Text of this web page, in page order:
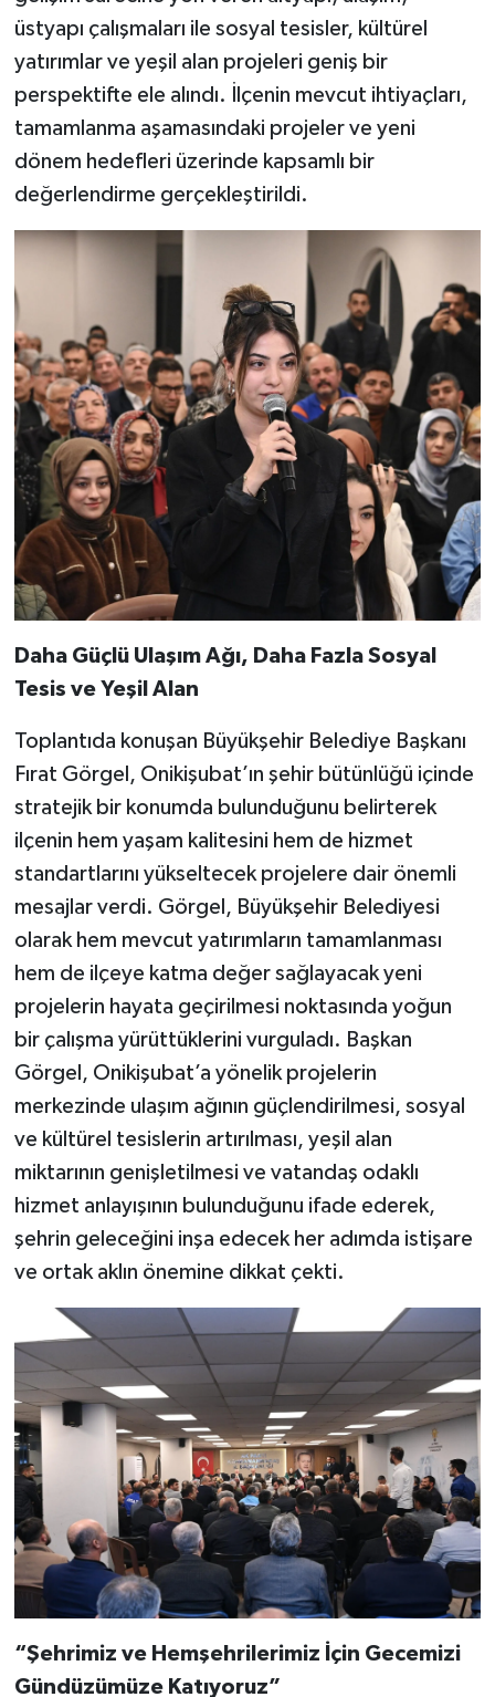
üstyapı çalışmaları ile sosyal tesisler, kültürel
yatırımlar ve yeşil alan projeleri geniş bir
perspektifte ele alındı. İlçenin mevcut ihtiyaçları,
tamamlanma aşamasındaki projeler ve yeni
dönem hedefleri üzerinde kapsamlı bir
değerlendirme gerçekleştirildi.
Daha Güçlü Ulaşım Ağı, Daha Fazla Sosyal
Tesis ve Yeşil Alan
Toplantıda konuşan Büyükşehir Belediye Başkanı
Fırat Görgel, Onikişubat’ın şehir bütünlüğü içinde
stratejik bir konumda bulunduğunu belirterek
ilçenin hem yaşam kalitesini hem de hizmet
standartlarını yükseltecek projelere dair önemli
mesajlar verdi. Görgel, Büyükşehir Belediyesi
olarak hem mevcut yatırımların tamamlanması
hem de ilçeye katma değer sağlayacak yeni
projelerin hayata geçirilmesi noktasında yoğun
bir çalışma yürüttüklerini vurguladı. Başkan
Görgel, Onikişubat’a yönelik projelerin
merkezinde ulaşım ağının güçlendirilmesi, sosyal
ve kültürel tesislerin artırılması, yeşil alan
miktarının genişletilmesi ve vatandaş odaklı
hizmet anlayışının bulunduğunu ifade ederek,
şehrin geleceğini inşa edecek her adımda istişare
ve ortak aklın önemine dikkat çekti.
“Şehrimiz ve Hemşehrilerimiz İçin Gecemizi
Gündüzümüze Katıyoruz”